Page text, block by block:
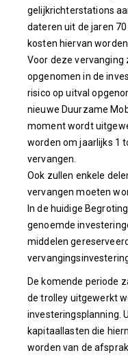
gelijkrichterstations
dateren uit de jaren
kosten hiervan
Voor deze
opgenomen in de
risico op uitval
nieuwe Duurzame
moment wordt
worden om jaarlijks 1
vervangen.
Ook zullen enkele
vervangen moeten
In de huidige
genoemde
middelen
De komende periode
de trolley uitgewerkt
investeringsplanning.
kapitaallasten die
worden van de